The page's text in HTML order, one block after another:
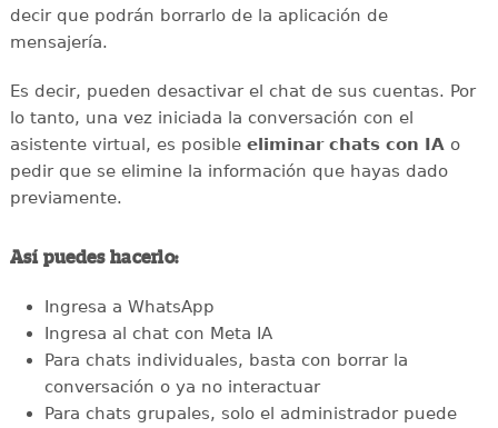
decir que podrán borrarlo de la aplicación de
mensajería.
Es decir, pueden desactivar el chat de sus cuentas. Por
lo tanto, una vez iniciada la conversación con el
asistente virtual, es posible eliminar chats con IAo
pedir que se elimine la información que hayas dado
previamente.
Así puedes hacerlo:
Ingresa a WhatsApp
Ingresa al chat con Meta IA
Para chats individuales, basta con borrar la
conversación o ya no interactuar
Para chats grupales, solo el administrador puede